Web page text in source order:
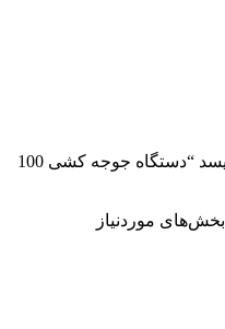
اولین کسی باشید که دیدگاهی می نویسد “دستگاه جوجه کشی 100
بخش‌های موردنیاز